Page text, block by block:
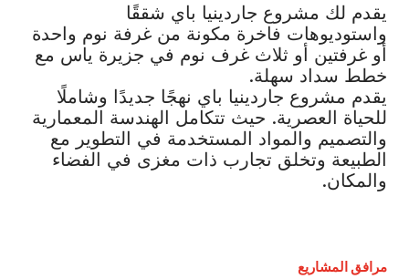
يقدم لك مشروع جاردينيا باي شققًا
واستوديوهات فاخرة مكونة من غرفة نوم واحدة
أو غرفتين أو ثلاث غرف نوم في جزيرة ياس مع
خطط سداد سهلة.
يقدم مشروع جاردينيا باي نهجًا جديدًا وشاملًا
للحياة العصرية. حيث تتكامل الهندسة المعمارية
والتصميم والمواد المستخدمة في التطوير مع
الطبيعة وتخلق تجارب ذات مغزى في الفضاء
والمكان.
مرافق المشاريع